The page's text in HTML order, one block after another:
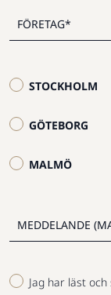
STOCKHOLM
GÖTEBORG
MALMÖ
Jag har läst